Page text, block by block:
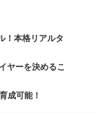
！本格リアルタ
ヤーを決めるこ
成可能！